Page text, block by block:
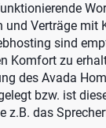
und Verträge mit
sind
Komfort zu
des Avada
bzw. ist
z.B. das